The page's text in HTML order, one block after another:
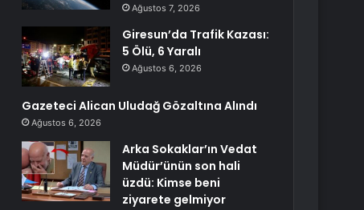
Ağustos 7, 2026
Giresun’da Trafik Kazası:
5 Ölü, 6 Yaralı
Ağustos 6, 2026
Gazeteci Alican Uludağ Gözaltına Alındı
Ağustos 6, 2026
Arka Sokaklar’ın Vedat
Müdür’ünün son hali
üzdü: Kimse beni
ziyarete gelmiyor